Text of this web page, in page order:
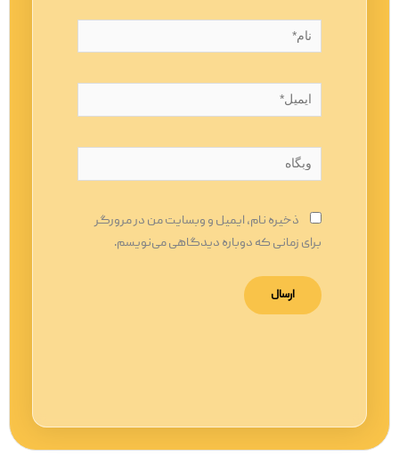
ایمیل*
وبگاه
ذخیره نام، ایمیل و وبسایت من در مرورگر
برای زمانی که دوباره دیدگاهی می‌نویسم.